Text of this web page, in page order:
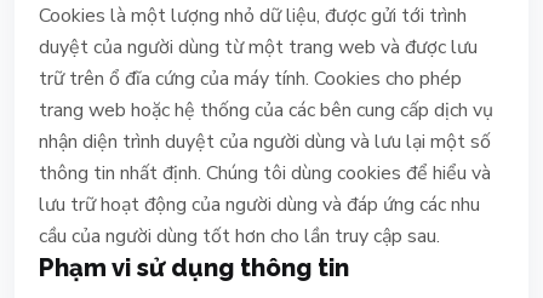
Cookies là một lượng nhỏ dữ liệu, được gửi tới trình
duyệt của người dùng từ một trang web và được lưu
trữ trên ổ đĩa cứng của máy tính. Cookies cho phép
trang web hoặc hệ thống của các bên cung cấp dịch vụ
nhận diện trình duyệt của người dùng và lưu lại một số
thông tin nhất định. Chúng tôi dùng cookies để hiểu và
lưu trữ hoạt động của người dùng và đáp ứng các nhu
cầu của người dùng tốt hơn cho lần truy cập sau.
Phạm vi sử dụng thông tin